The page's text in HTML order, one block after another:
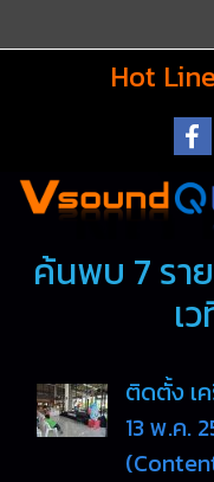
Hot Line
ค้นพบ 7 ราย
เ
ติดตั้ง เ
13 พ.ค.